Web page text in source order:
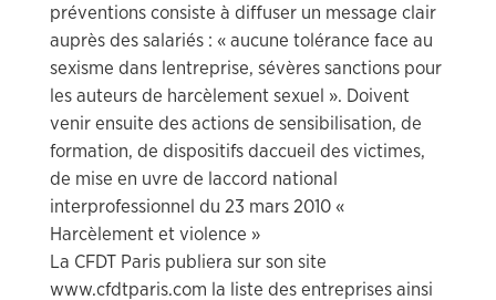
préventions consiste à diffuser un message clair
auprès des salariés : « aucune tolérance face au
sexisme dans lentreprise, sévères sanctions pour
les auteurs de harcèlement sexuel ». Doivent
venir ensuite des actions de sensibilisation, de
formation, de dispositifs daccueil des victimes,
de mise en uvre de laccord national
interprofessionnel du 23 mars 2010 «
Harcèlement et violence »
La CFDT Paris publiera sur son site
www.cfdtparis.com la liste des entreprises ainsi